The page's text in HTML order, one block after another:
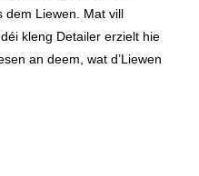
Liewen. Mat vill
kleng Detailer erzielt hie
an deem, wat d’Liewen